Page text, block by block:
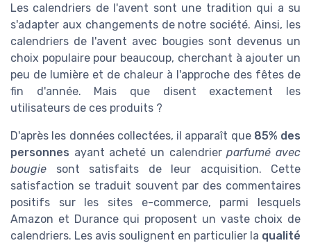
Les calendriers de l'avent sont une tradition qui a su
s'adapter aux changements de notre société. Ainsi, les
calendriers de l'avent avec bougies sont devenus un
choix populaire pour beaucoup, cherchant à ajouter un
peu de lumière et de chaleur à l'approche des fêtes de
fin d'année. Mais que disent exactement les
utilisateurs de ces produits ?
D'après les données collectées, il apparaît que 85% des
personnes ayant acheté un calendrierparfumé avec
bougie sont satisfaits de leur acquisition. Cette
satisfaction se traduit souvent par des commentaires
positifs sur les sites e-commerce, parmi lesquels
Amazon et Durance qui proposent un vaste choix de
calendriers. Les avis soulignent en particulier la qualité